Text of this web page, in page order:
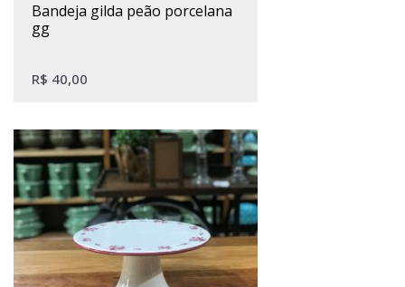
bandeja gilda peão porcelana
gg
R$ 40,00